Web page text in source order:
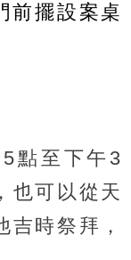
前擺設案桌
點至下午3
也可以從天
時祭拜，